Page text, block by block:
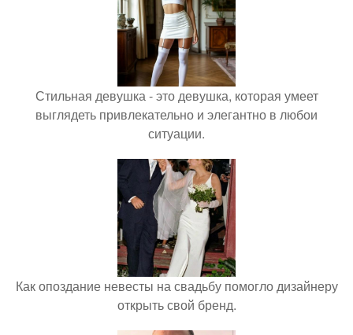
Стильная девушка - это девушка, которая умеет
выглядеть привлекательно и элегантно в любои
ситуации.
Как опоздание невесты на свадьбу помогло дизайнеру
открыть свой бренд.